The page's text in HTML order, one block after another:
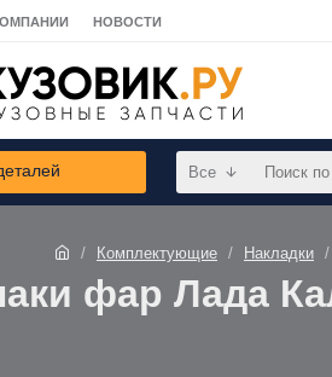
НОВОСТИ
Все
Комплектующие Накладки
фар Лада